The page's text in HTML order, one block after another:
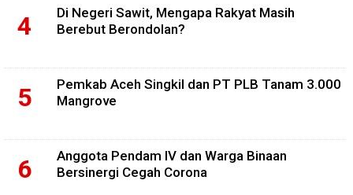
Di Negeri Sawit, Mengapa Rakyat Masih
Berebut Berondolan?
Pemkab Aceh Singkil dan PT PLB Tanam 3.000
Mangrove
Anggota Pendam IV dan Warga Binaan
Bersinergi Cegah Corona